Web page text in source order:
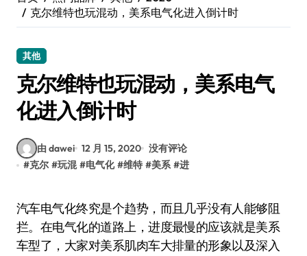
克尔维特也玩混动，美系电气化进入倒计时
其他
克尔维特也玩混动，美系电气
化进入倒计时
由 dawei 12 月 15, 2020 没有评论
#克尔 #玩混 #电气化 #维特 #美系 #进
汽车电气化终究是个趋势，而且几乎没有人能够阻
拦。在电气化的道路上，进度最慢的应该就是美系
车型了，大家对美系肌肉车大排量的形象以及深入